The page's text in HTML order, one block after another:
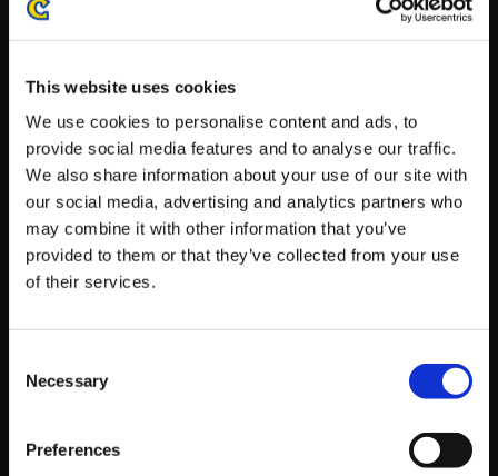
This website uses cookies
We use cookies to personalise content and ads, to
provide social media features and to analyse our traffic.
We also share information about your use of our site with
our social media, advertising and analytics partners who
may combine it with other information that you’ve
provided to them or that they’ve collected from your use
of their services.
Selection
Necessary
Preferences
※ご購入いただいたファイルのダウンロードの際には、通信環境
【単曲】ロックマンエグゼ サウ
ンドBOX メタルシューティン
グ！